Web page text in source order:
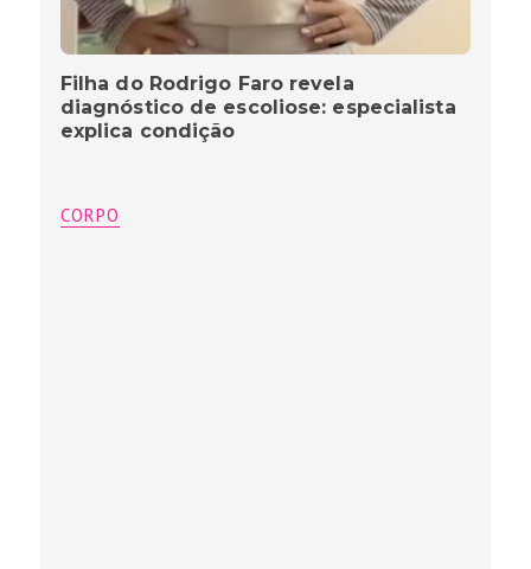
Filha do Rodrigo Faro revela
diagnóstico de escoliose: especialista
explica condição
CORPO